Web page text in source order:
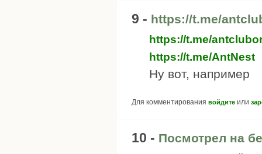
9 - https://t.me/
https://t.me/
https://t.me/AntNest
Ну вот, например
Для комментирования войдите или
10 - Посмотрел на